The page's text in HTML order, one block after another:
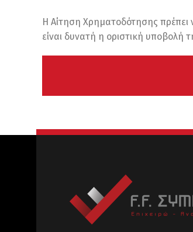
Η Αίτηση Χρηματοδότησης
είναι δυνατή η οριστική υποβολή